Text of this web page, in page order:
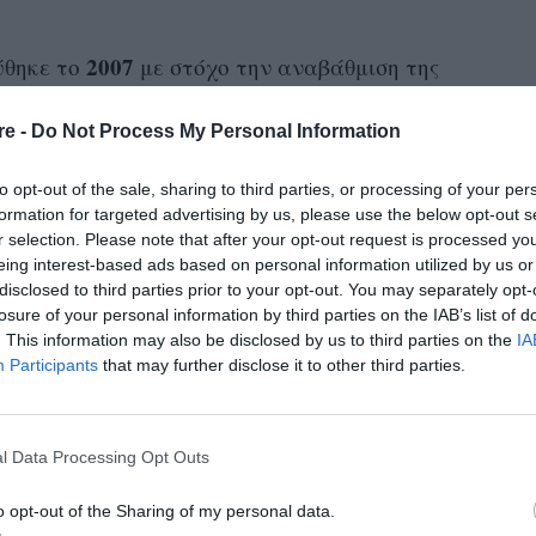
- Do Not Process My Personal Information
opt-out of the sale, sharing to third parties, or processing of your
for targeted advertising by us, please use the below opt-out
selection. Please note that after your opt-out request is processed
interest-based ads based on personal information utilized by us
to third parties prior to your opt-out. You may separately
of your personal information by third parties on the IAB’s list of
This information may also be disclosed by us to third parties on the
Participants that may further disclose it to other third parties.
Data Processing Opt Outs
opt-out of the Sharing of my personal data.
το 2007 με στόχο την αναβάθμιση της
του πολιτιστικού τουρισμού, καθώς και
και της πολιτιστικής κληρονομιάς του
τους πιο επιτυχημένους θεσμούς της
εξαιρετικές κριτικές από ελληνικά και
φιλόμουσο κοινό από όλη την Ελλάδα
Φεστιβάλ Ρόδου
Όπερα «Ιδομενέας» του W. A. Mozart,
Bardi Vocal Academy New York.
έδρα τη Νέα Υόρκη και η Camerata Bardi
όπερα «Ιδομενέας» του W. A. Mozart, σε